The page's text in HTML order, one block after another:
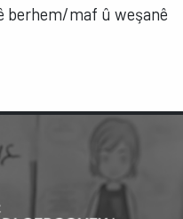
berhem/maf û weşanê